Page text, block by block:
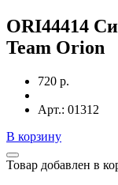
ORI44414
Team Orion
720 р.
Арт.: 01312
В корзину
Товар добавлен в